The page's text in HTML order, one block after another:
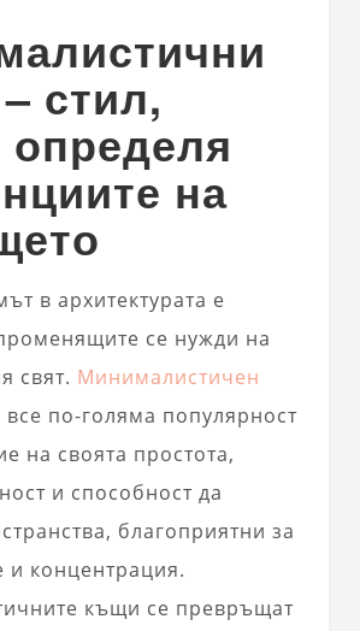
стил,
определя
на
в архитектурата е
се нужди на
свят. Минималистичен
по-голяма популярност
на своята простота,
и способност да
благоприятни за
и концентрация.
къщи се превръщат